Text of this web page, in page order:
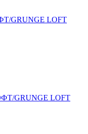
GRUNGE LOFT
GRUNGE LOFT